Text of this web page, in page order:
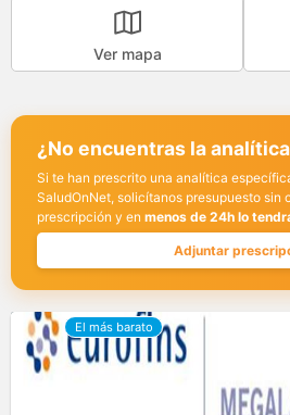
Ver mapa
¿No encuentras la
Si te han prescrito una analítica
SaludOnNet, solicítanos presupuesto sin
prescripción y en menos de 24h lo
Adjuntar